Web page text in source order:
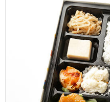
た。 コロモも、お弁当と
たそうです。
ご利用シーン：ロケ・撮影›
奈良県北葛城郡上牧町下牧